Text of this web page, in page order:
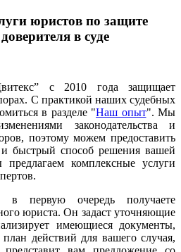
юристов по защите
в суде
с 2010 года защищает
С практикой наших судебных
в разделе "Наш опыт". Мы
законодательства и
поэтому можем предоставить
быстрый способ решения вашей
комплексные услуги
первую очередь получаете
юриста. Он задаст уточняющие
имеющиеся документы,
действий для вашего случая,